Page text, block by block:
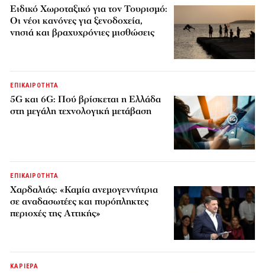
Ειδικό Χωροταξικό για τον Τουρισμό:
Οι νέοι κανόνες για ξενοδοχεία,
νησιά και βραχυχρόνιες μισθώσεις
ΕΠΙΚΑΙΡΟΤΗΤΑ
5G και 6G: Πού βρίσκεται η Ελλάδα
στη μεγάλη τεχνολογική μετάβαση
ΕΠΙΚΑΙΡΟΤΗΤΑ
Χαρδαλιάς: «Καμία ανεμογεννήτρια
σε αναδασωτέες και πυρόπληκτες
περιοχές της Αττικής»
ΚΑΡΙΕΡΑ